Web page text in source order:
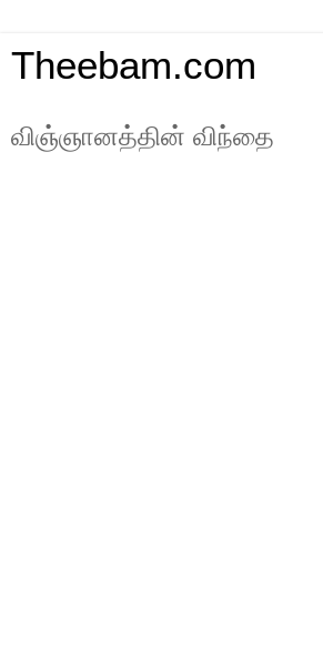
Theebam.com
விஞ்ஞானத்தின் விந்தை